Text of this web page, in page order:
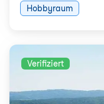
Hobbyraum
Verifiziert